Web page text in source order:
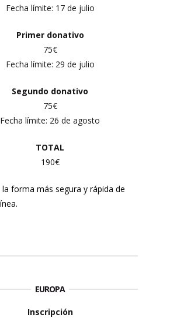
Fecha límite: 17 de julio
Primer donativo
75€
Fecha límite: 29 de julio
Segundo donativo
75€
Fecha límite: 26 de agosto
TOTAL
190€
EUROPA
Inscripción